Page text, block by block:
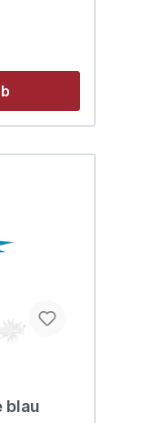
blau